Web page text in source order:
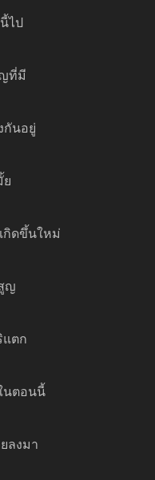
ไป
ที่มี
กันอยู่
ย
กิดขึ้นใหม่
ญ
แตก
นตอนนี้
ลงมา